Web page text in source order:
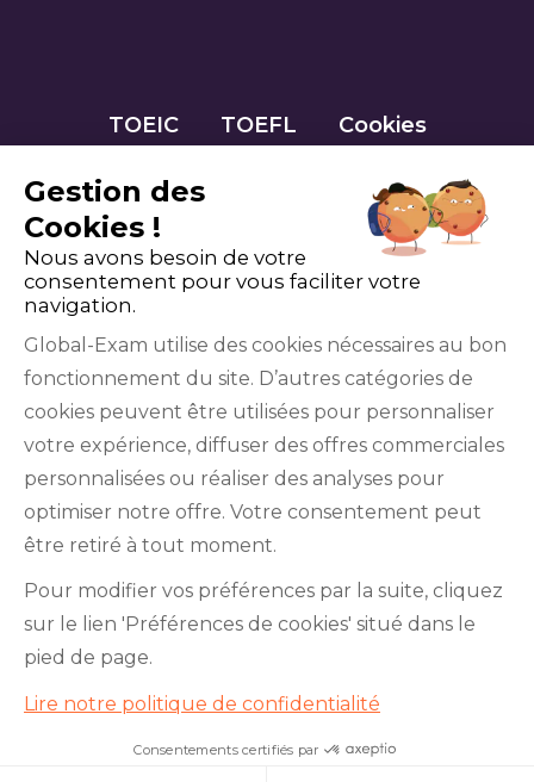
Je teste mon niveau en 10
TOEIC TOEFL Cookies
Twitter YouTube
institutions qui gèrent les examens officiels du
BRIGHT English, de l’IELTS, du TOEFL ITP®, des
Cambridge B2 First et C1 Advanced, du TOEIC
Bridge™, du HSK®, du BRIGHT Español, du DELE,
Gestion des
Cookies !
Nous avons besoin de votre
consentement pour vous faciliter votre
navigation.
Global-Exam utilise des cookies nécessaires au bon
fonctionnement du site. D’autres catégories de
cookies peuvent être utilisées pour personnaliser
votre expérience, diffuser des offres commerciales
personnalisées ou réaliser des analyses pour
optimiser notre offre. Votre consentement peut
être retiré à tout moment.
Pour modifier vos préférences par la suite, cliquez
sur le lien 'Préférences de cookies' situé dans le
pied de page.
Lire notre politique de confidentialité
Consentements certifiés par